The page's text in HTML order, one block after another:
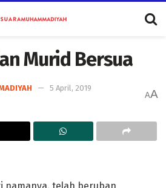
Murid Bersua
5 April, 2019
AA